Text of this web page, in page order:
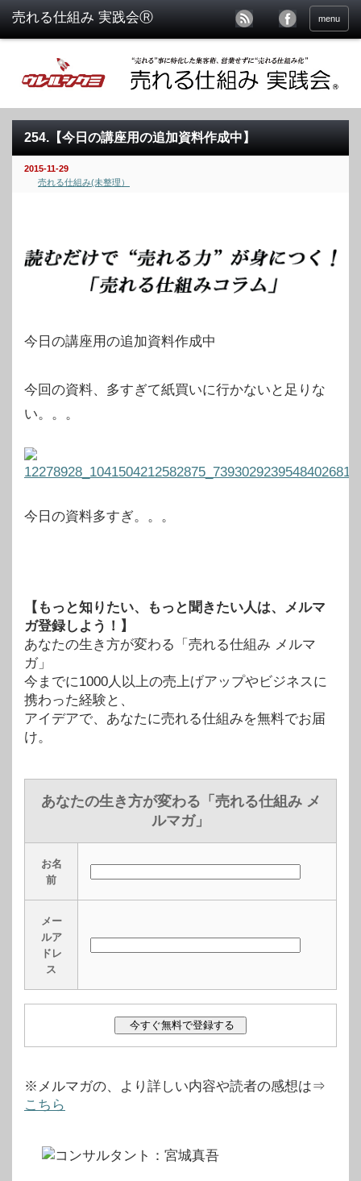
menu
254.【今日の講座用の追加資料作成中】
2015-11-29
売れる仕組み(未整理）
今日の講座用の追加資料作成中
今回の資料、多すぎて紙買いに行かないと足りな
い。。。
今日の資料多すぎ。。。
【もっと知りたい、もっと聞きたい人は、メルマ
ガ登録しよう！】
あなたの生き方が変わる「売れる仕組み メルマ
ガ」
今までに1000人以上の売上げアップやビジネスに
携わった経験と、
アイデアで、あなたに売れる仕組みを無料でお届
け。
あなたの生き方が変わる「売れる仕組み メ
ルマガ」
お名
前
メー
ルア
ドレ
ス
※メルマガの、より詳しい内容や読者の感想は⇒
こちら